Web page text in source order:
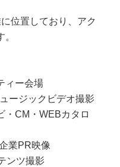
位置しており、アク
ィー会場
ージックビデオ撮影
・CM・WEBカタロ
業PR映像
ンツ撮影